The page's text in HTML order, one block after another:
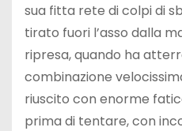
sua fitta rete di colpi di
tirato fuori l’asso dalla
ripresa, quando ha
combinazione
riuscito con enorme
prima di tentare, con